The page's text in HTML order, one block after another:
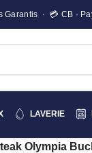
Garantis · 💳 CB ·
LAVERIE
Olympia